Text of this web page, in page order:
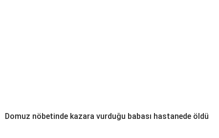
Domuz nöbetinde kazara vurduğu babası hastanede öldü